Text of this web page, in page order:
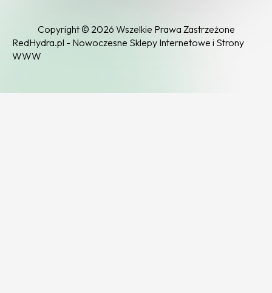
Copyright © 2026 Wszelkie Prawa Zastrzeżone
RedHydra.pl - Nowoczesne Sklepy Internetowe i Strony
WWW